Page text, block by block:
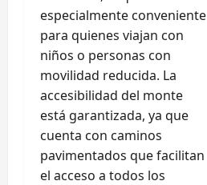
especialmente conveniente
para quienes viajan con
niños o personas con
movilidad reducida. La
accesibilidad del monte
está garantizada, ya que
cuenta con caminos
pavimentados que facilitan
el acceso a todos los